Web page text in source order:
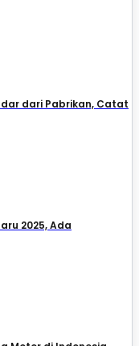
dari Pabrikan, Catat
2025, Ada